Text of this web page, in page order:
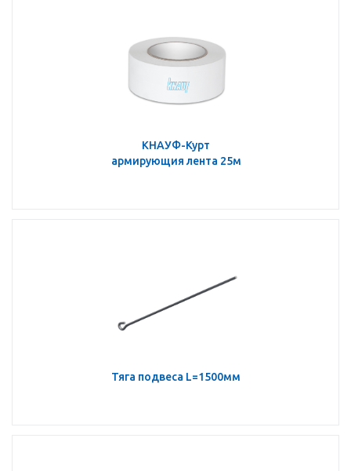
КНАУФ-Курт
армирующия лента 25м
Тяга подвеса L=1500мм